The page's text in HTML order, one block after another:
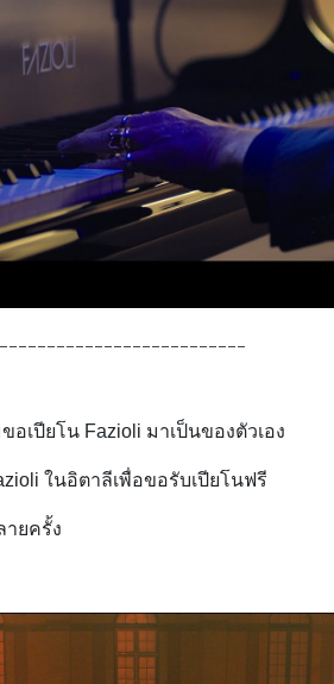
เปียโน Fazioli มาเป็นของตัวเอง
ในอิตาลีเพื่อขอรับเปียโนฟรี
ายครั้ง